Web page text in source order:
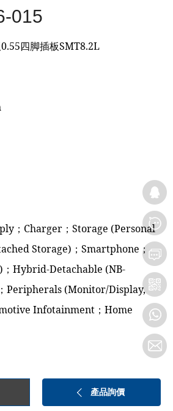
015
四脚插板SMT8.2L
；Charger；Storage (Personal
Storage)；Smartphone；
Hybrid-Detachable (NB-
Peripherals (Monitor/Display,
Infotainment；Home
產品詢價